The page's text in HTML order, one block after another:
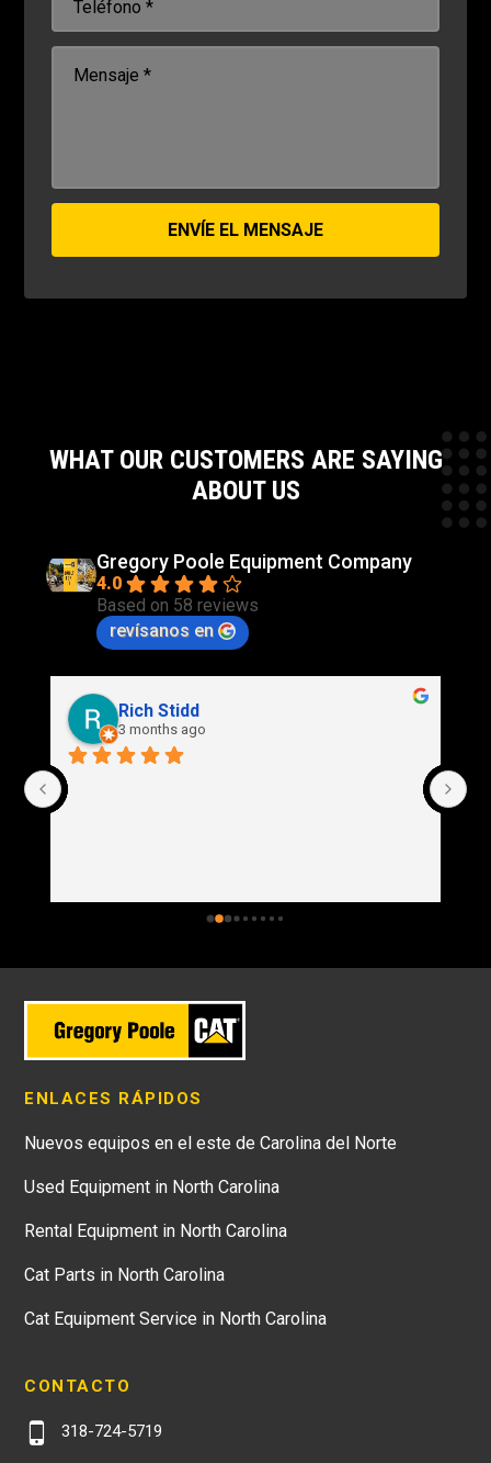
ENVÍE EL MENSAJE
WHAT OUR CUSTOMERS ARE SAYING
ABOUT US
Gregory Poole Equipment Company
4.0
Based on 58 reviews
revísanos en
Rich Stidd
3 months ago
ENLACES RÁPIDOS
Nuevos equipos en el este de Carolina del Norte
Used Equipment in North Carolina
Rental Equipment in North Carolina
Cat Parts in North Carolina
Cat Equipment Service in North Carolina
CONTACTO
318-724-5719